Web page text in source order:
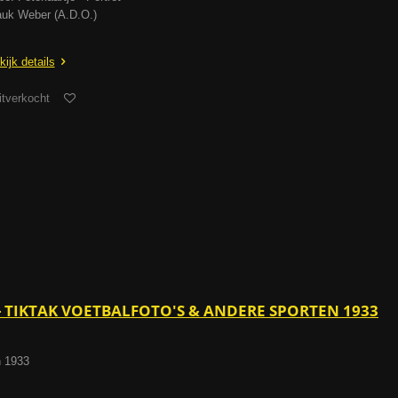
Weber (A.D.O.)
details
VOETBALFOTO'S & ANDERE SPORTEN 1933
1933